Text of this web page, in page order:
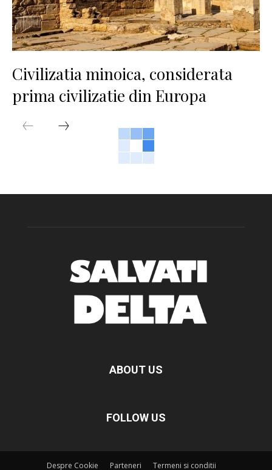
Civilizatia minoica, considerata
prima civilizatie din Europa
ABOUT US
FOLLOW US
Despre Cookie Parteneri Termeni si conditii